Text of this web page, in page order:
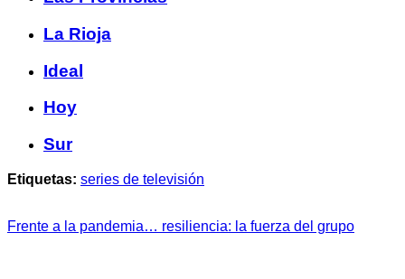
La Rioja
Ideal
Hoy
Sur
Etiquetas: series de televisión
Frente a la pandemia… resiliencia: la fuerza del grupo